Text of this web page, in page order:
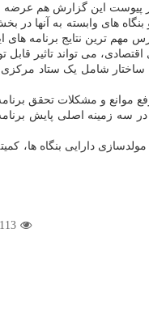
در پیوست این گزارش هم
های وابسته به آنها
مهم ترین نتایج برنامه
می تواند تاثیر
شامل یک ستاد
موانع و مشکلات تحقق
سه زمینه اصلی پایش
دارایی بنگاه